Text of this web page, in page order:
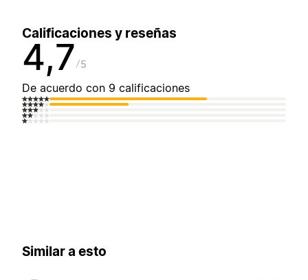
Calificaciones y reseñas
4,7 5
De acuerdo con 9 calificaciones
Similar a esto